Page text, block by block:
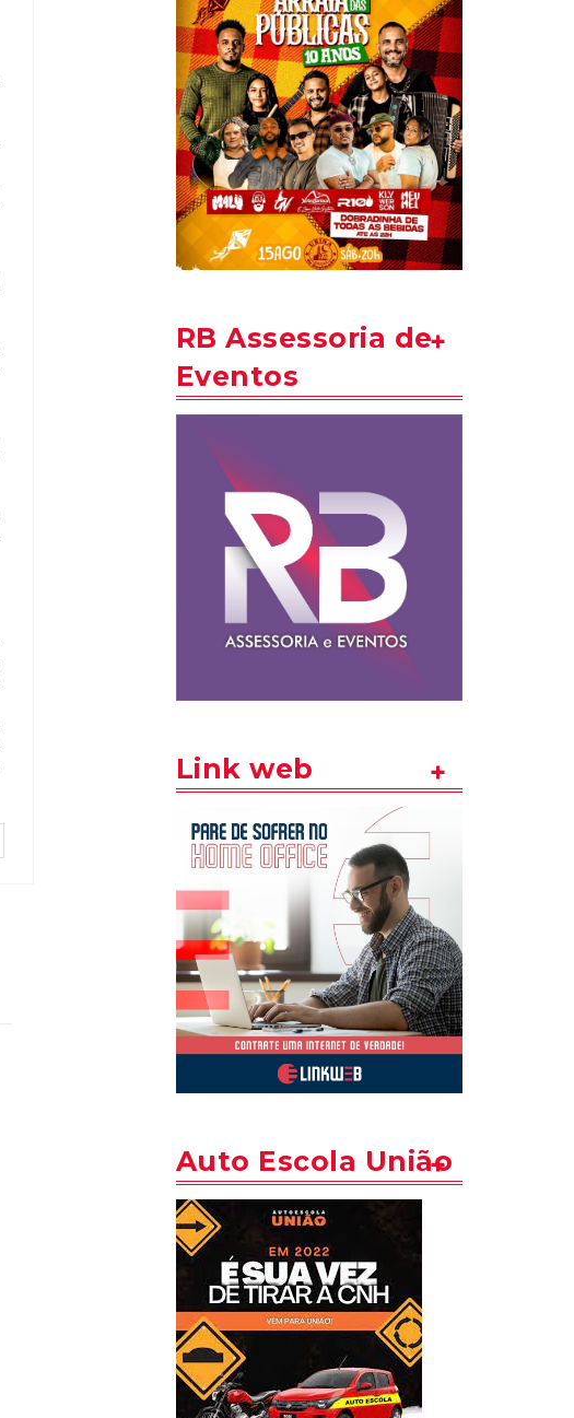
RB Assessoria de
Eventos
Link web
Auto Escola União